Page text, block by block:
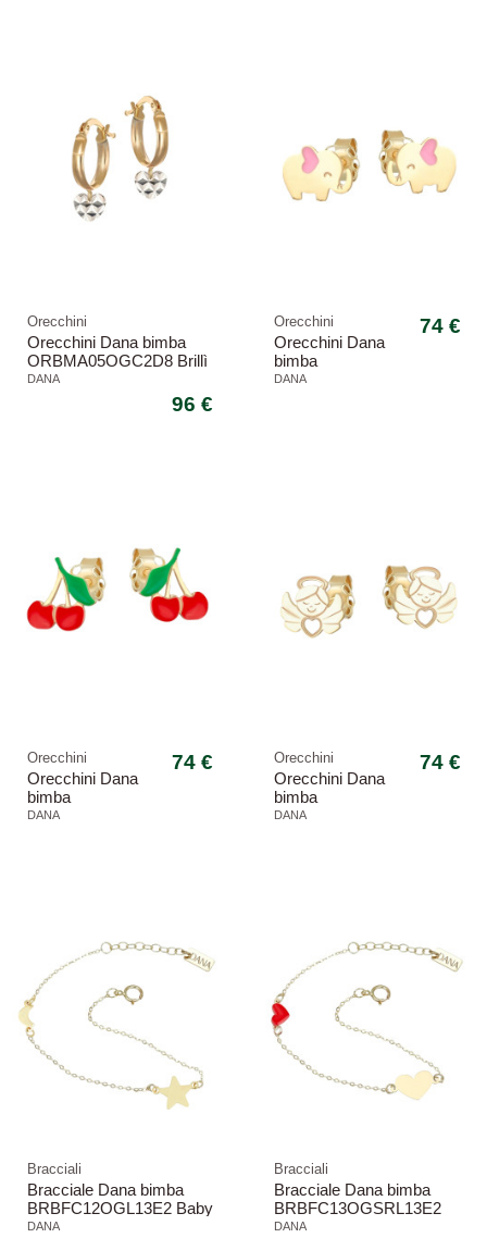
Orecchini
Orecchini Dana bimba
ORBMA05OGC2D8 Brillì
cerchio cuore
DANA
96 €
Orecchini
Orecchini Dana
bimba
ORBFC42OGSP
DANA
74 €
Orecchini
Orecchini Dana
bimba
ORBFC40OGSR
DANA
74 € Orecchini
Orecchini Dana
bimba
ORBFC41OG
DANA
74 €
Bracciali
Bracciale Dana bimba
BRBFC12OGL13E2 Baby
stella luna catena oro
DANA
Bracciali
Bracciale Dana bimba
BRBFC13OGSRL13E2
Baby cuore catena oro
DANA